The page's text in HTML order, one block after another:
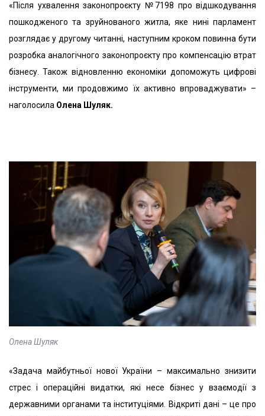
«Після ухвалення законопроєкту №7198 про відшкодування
пошкодженого та зруйнованого житла, яке нині парламент
розглядає у другому читанні, наступним кроком повинна бути
розробка аналогічного законопроєкту про компенсацію втрат
бізнесу. Також відновленню економіки допоможуть цифрові
інструменти, ми продовжимо їх активно впроваджувати» –
наголосила Олена Шуляк.
Олена Шуляк
«Задача майбутньої нової України – максимально знизити
стрес і операційні видатки, які несе бізнес у взаємодії з
державними органами та інституціями. Відкриті дані – це про